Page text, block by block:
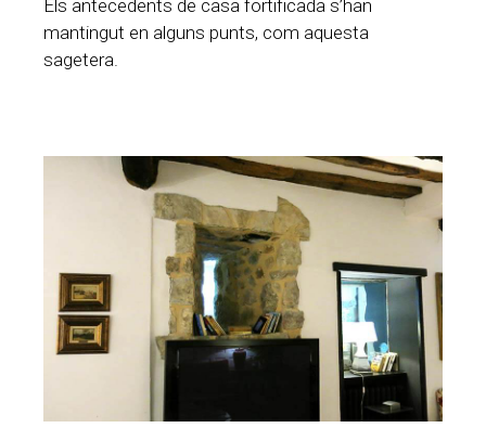
Els antecedents de casa fortificada s’han
mantingut en alguns punts, com aquesta
sagetera.